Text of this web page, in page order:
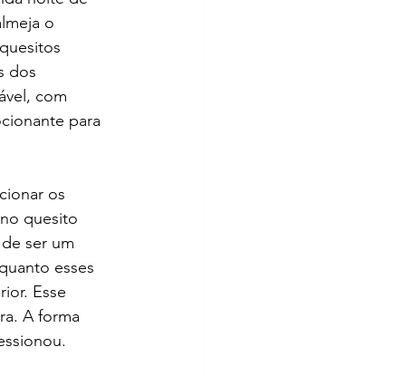
o
dos
com
para
os
quesito
ser um
esses
Esse
A forma